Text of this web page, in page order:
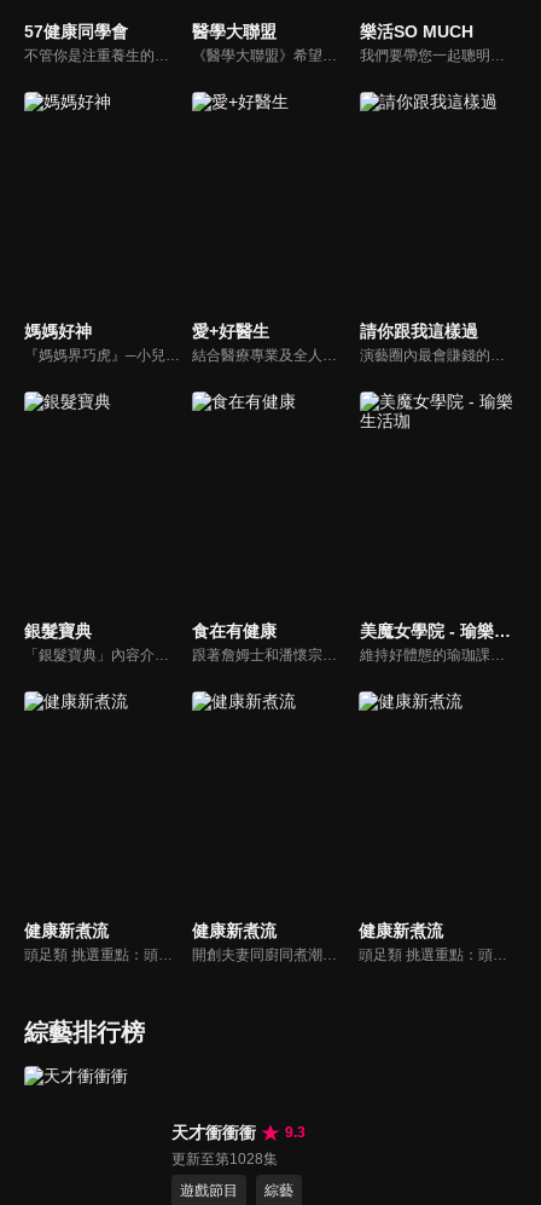
57健康同學會 醫學大聯盟 樂活SO MUCH
媽媽好神
『媽媽界巧虎』─小兒科醫師黃瑽寧，『國民媽媽』─鍾欣凌，兩人領軍擁有十八般武藝的好神媽媽團，為全台媽媽們發聲，所有育兒新知，家庭秘辛，全家大小健康，都會在《媽媽好神》一一解惑！
愛+好醫生
結合醫療專業及全人關懷的新型態節目，主持人黃瑽寧醫師親訪家庭，跨領域醫療顧問團全方位檢視，提供最完整、實用和正確的資訊來守護孩子的健康。
請你跟我這樣過
演藝圈內最會賺錢的侯昌明，以親身經歷教你理財；採訪經歷豐沛的黃文華，把所見所聞通通報你哉。不論是理財知識、兩性問題、生活資訊，完全貼近市井小民的所需所求，保證讓你生活過更好！
銀髮寶典
「銀髮寶典」內容介紹銀髮族相關的醫療知識，讓爺爺奶奶們能了解銀髮族常見的疾病、或是身體常遇到的問題，並邀請專業的醫師上節目解答，詳細深入且淺顯易懂的方式講述給各位爺爺奶奶們。為銀髮族的身體健康預防把關，讓爺爺奶奶能有一個樂活的退休生活。
食在有健康
跟著詹姆士和潘懷宗博士就能輕鬆學料理！只是品嚐美食之餘，身體健康也要懂得把關，每集都會傳授生活健康資訊，破除一般飲食迷思，讓大家吃得美味、活得健康！
美魔女學院 - 瑜樂生活珈
維持好體態的瑜珈課程，有著豐富的瑜珈姿勢，伸展筋骨舒緩全身疲勞，緊緻肌肉線條，不只能雕塑美美的身材也能夠讓身心靈都暢快健康，跟上我們的腳步一起踏上瑜樂生活珈，輕鬆好上手，快樂享瘦！
健康新煮流
頭足類 挑選重點：頭足類利用清洗時去除內臟可以降低膽固醇的攝取。挑選雙眼清澈明亮，眼球稍微凸出，肉質結實有彈性為佳。身體具透明感，觸腕或是吸盤一碰到活體就會吸附住便是新鮮的。
健康新煮流
開創夫妻同廚同煮潮流的KC夫婦，繼《健康醫食代》後，走出攝影棚，帶大家全台走透透，發掘上帝賞賜的美味食材，內容融合新加坡南洋風和客家純樸味，加上台灣獨特的閩南風情，互相激盪交織出的火花，打造出獨一無二的美食節目。
健康新煮流
頭足類 挑選重點：頭足類利用清洗時去除內臟可以降低膽固醇的攝取。挑選雙眼清澈明亮，眼球稍微凸出，肉質結實有彈性為佳。身體具透明感，觸腕或是吸盤一碰到活體就會吸附住便是新鮮的。
綜藝排行榜
天才衝衝衝
9.3
更新至第1028集
遊戲節目
綜藝